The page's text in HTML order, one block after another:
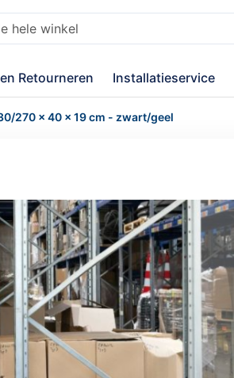
Retourneren Installatieservice
270 x 40 x 19 cm - zwart/geel